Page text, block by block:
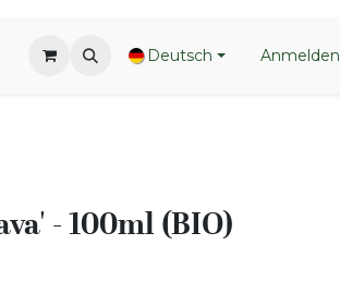
Deutsch Anmelden
- 100ml (BIO)